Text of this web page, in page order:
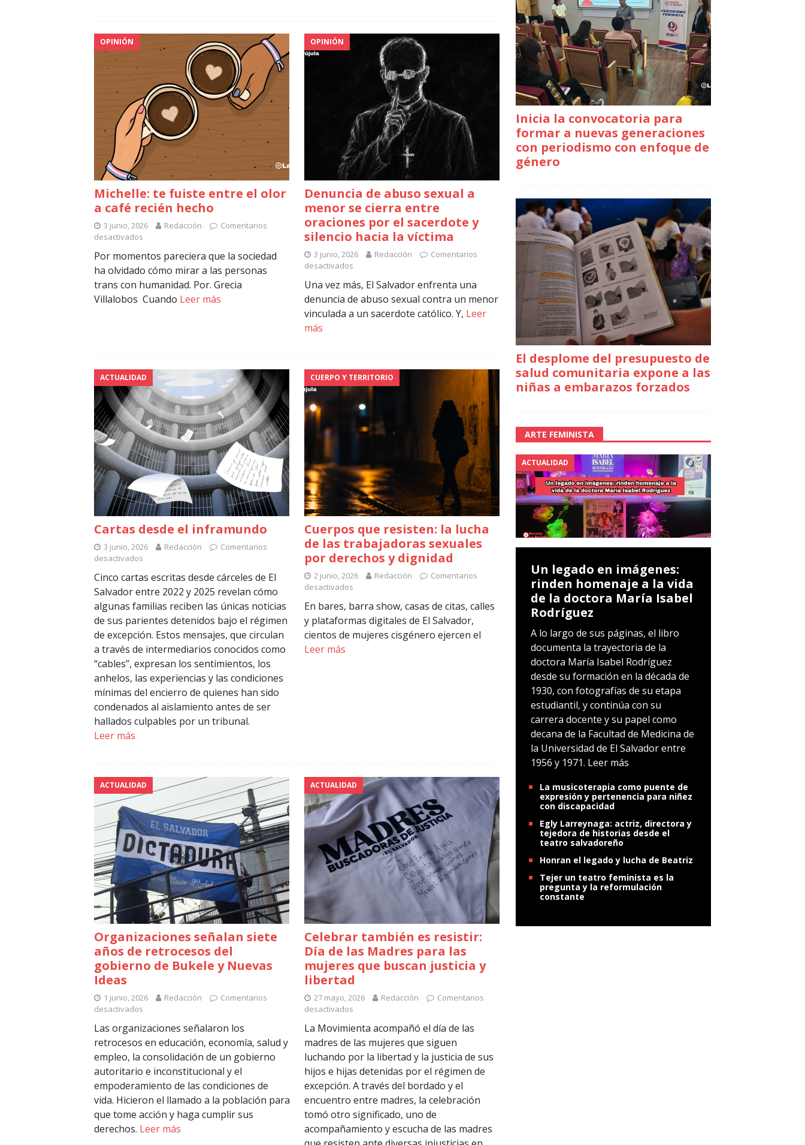
OPINIÓN
Michelle: te fuiste entre el olor
a café recién hecho
3 junio, 2026 Redacción
Comentarios
desactivados
Por momentos pareciera que la sociedad
ha olvidado cómo mirar a las personas
trans con humanidad. Por. Grecia
Villalobos Cuando Leer más
OPINIÓN
Denuncia de abuso sexual a
menor se cierra entre
oraciones por el sacerdote y
silencio hacia la víctima
3 junio, 2026 Redacción
Comentarios
desactivados
Una vez más, El Salvador enfrenta una
denuncia de abuso sexual contra un menor
vinculada a un sacerdote católico. Y, Leer
más
ACTUALIDAD
Cartas desde el inframundo
3 junio, 2026 Redacción
Comentarios
desactivados
Cinco cartas escritas desde cárceles de El
Salvador entre 2022 y 2025 revelan cómo
algunas familias reciben las únicas noticias
de sus parientes detenidos bajo el régimen
de excepción. Estos mensajes, que circulan
a través de intermediarios conocidos como
“cables”, expresan los sentimientos, los
anhelos, las experiencias y las condiciones
mínimas del encierro de quienes han sido
condenados al aislamiento antes de ser
hallados culpables por un tribunal.
Leer más
CUERPO Y TERRITORIO
Cuerpos que resisten: la lucha
de las trabajadoras sexuales
por derechos y dignidad
2 junio, 2026 Redacción
Comentarios
desactivados
En bares, barra show, casas de citas, calles
y plataformas digitales de El Salvador,
cientos de mujeres cisgénero ejercen el
Leer más
ACTUALIDAD
Organizaciones señalan siete
años de retrocesos del
gobierno de Bukele y Nuevas
Ideas
1 junio, 2026 Redacción
Comentarios
desactivados
Las organizaciones señalaron los
retrocesos en educación, economía, salud y
empleo, la consolidación de un gobierno
autoritario e inconstitucional y el
empoderamiento de las condiciones de
vida. Hicieron el llamado a la población para
que tome acción y haga cumplir sus
derechos. Leer más
ACTUALIDAD
Celebrar también es resistir:
Día de las Madres para las
mujeres que buscan justicia y
libertad
27 mayo, 2026 Redacción
Comentarios
desactivados
La Movimienta acompañó el día de las
madres de las mujeres que siguen
luchando por la libertad y la justicia de sus
hijos e hijas detenidas por el régimen de
excepción. A través del bordado y el
encuentro entre madres, la celebración
tomó otro significado, uno de
acompañamiento y escucha de las madres
Inicia la convocatoria para
formar a nuevas generaciones
con periodismo con enfoque de
género
El desplome del presupuesto de
salud comunitaria expone a las
niñas a embarazos forzados
ARTE FEMINISTA
ACTUALIDAD
Un legado en imágenes:
rinden homenaje a la vida
de la doctora María Isabel
Rodríguez
A lo largo de sus páginas, el libro
documenta la trayectoria de la
doctora María Isabel Rodríguez
desde su formación en la década de
1930, con fotografías de su etapa
estudiantil, y continúa con su
carrera docente y su papel como
decana de la Facultad de Medicina de
la Universidad de El Salvador entre
1956 y 1971. Leer más
La musicoterapia como puente de
expresión y pertenencia para niñez
con discapacidad
Egly Larreynaga: actriz, directora y
tejedora de historias desde el
teatro salvadoreño
Honran el legado y lucha de Beatriz
Tejer un teatro feminista es la
pregunta y la reformulación
constante